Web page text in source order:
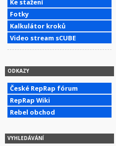
Ke stažení
Fotky
Kalkulátor kroků
Video stream sCUBE
ODKAZY
České RepRap fórum
RepRap Wiki
Rebel obchod
VYHLEDÁVÁNÍ